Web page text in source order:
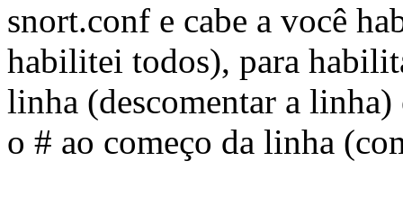
snort.conf e cabe a você
habilitei todos), para
linha (descomentar a
o # ao começo da linha